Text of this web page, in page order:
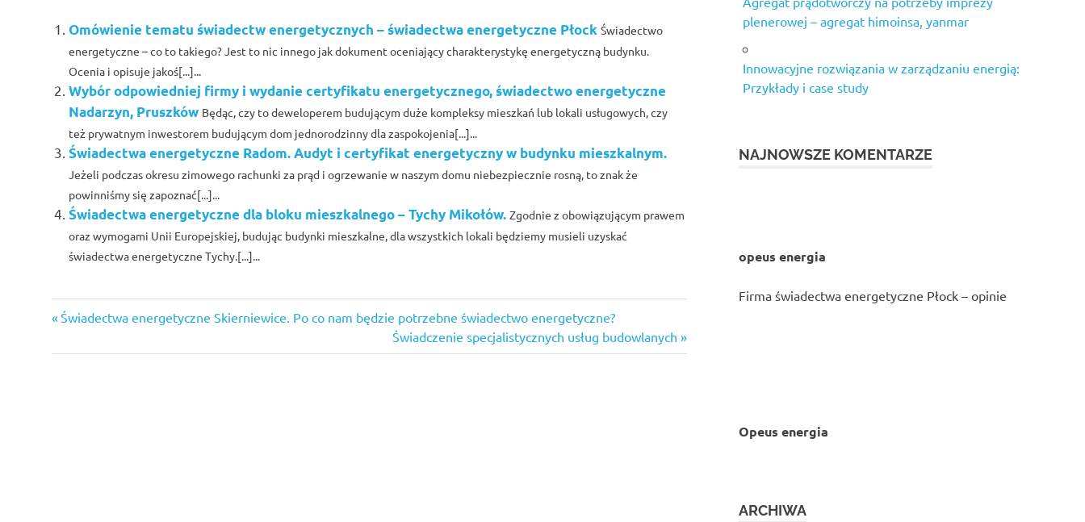
Omówienie tematu świadectw energetycznych – świadectwa energetyczne Płock Świadectwo
energetyczne – co to takiego? Jest to nic innego jak dokument oceniający charakterystykę energetyczną budynku.
Ocenia i opisuje jakoś[...]...
Wybór odpowiedniej firmy i wydanie certyfikatu energetycznego, świadectwo energetyczne
Nadarzyn, Pruszków Będąc, czy to deweloperem budującym duże kompleksy mieszkań lub lokali usługowych, czy
też prywatnym inwestorem budującym dom jednorodzinny dla zaspokojenia[...]...
Świadectwa energetyczne Radom. Audyt i certyfikat energetyczny w budynku mieszkalnym.
Jeżeli podczas okresu zimowego rachunki za prąd i ogrzewanie w naszym domu niebezpiecznie rosną, to znak że
powinniśmy się zapoznać[...]...
Świadectwa energetyczne dla bloku mieszkalnego – Tychy Mikołów. Zgodnie z obowiązującym prawem
oraz wymogami Unii Europejskiej, budując budynki mieszkalne, dla wszystkich lokali będziemy musieli uzyskać
świadectwa energetyczne Tychy.[...]...
audyt
energetyczny
Nawigacja
wpisu
Previous
Świadectwa energetyczne Skierniewice. Po co nam będzie potrzebne świadectwo energetyczne?
Next
Post:
Świadczenie specjalistycznych usług budowlanych
plenerowej – agregat himoinsa, yanmar
Innowacyjne rozwiązania w zarządzaniu energią:
Przykłady i case study
NAJNOWSZE KOMENTARZE
opeus energia
Firma świadectwa energetyczne Płock – opinie
Opeus energia
ARCHIWA